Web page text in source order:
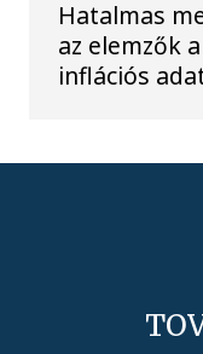
Hatalmas
az elemzők
inflációs